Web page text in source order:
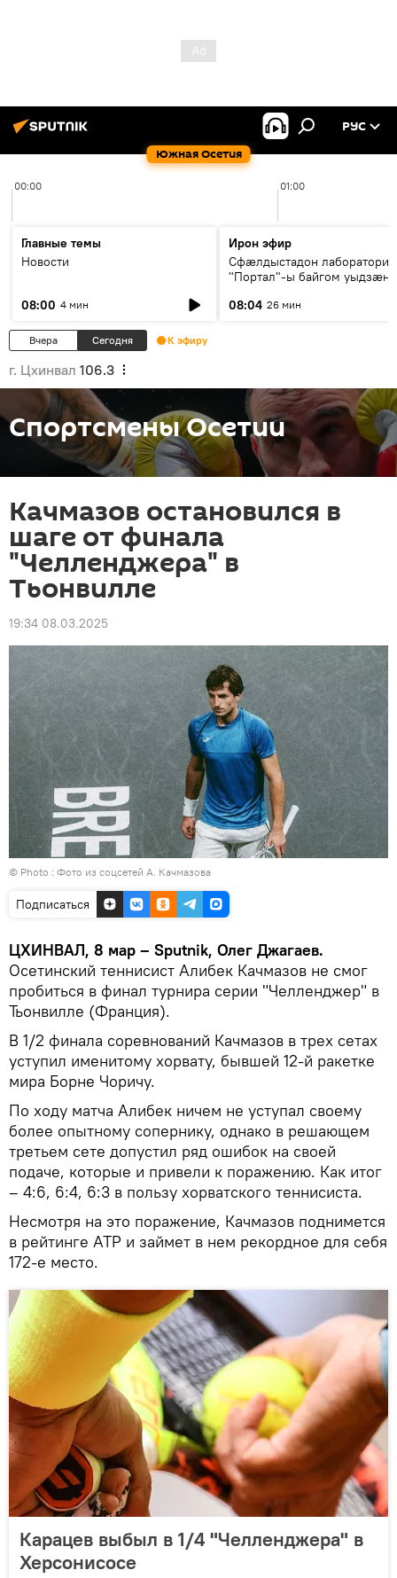
Южная Осетия
РУС
00:00 01:00
Главные темы
Новости
08:00 4 мин
Ирон эфир
Сфæлдыстадон лаборатори
"Портал"-ы байгом уыдзæн
Æхсары куыстыты равдыст
08:04 26 мин
Вчера Сегодня К эфиру
г. Цхинвал 106.3
Спортсмены Осетии
Качмазов остановился в
шаге от финала
"Челленджера" в
Тьонвилле
19:34 08.03.2025
© Photo : Фото из соцсетей А. Качмазова
Подписаться
ЦХИНВАЛ, 8 мар – Sputnik, Олег Джагаев.
Осетинский теннисист Алибек Качмазов не смог
пробиться в финал турнира серии "Челленджер" в
Тьонвилле (Франция).
В 1/2 финала соревнований Качмазов в трех сетах
уступил именитому хорвату, бывшей 12-й ракетке
мира Борне Чоричу.
По ходу матча Алибек ничем не уступал своему
более опытному сопернику, однако в решающем
третьем сете допустил ряд ошибок на своей
подаче, которые и привели к поражению. Как итог
– 4:6, 6:4, 6:3 в пользу хорватского теннисиста.
Несмотря на это поражение, Качмазов поднимется
в рейтинге ATP и займет в нем рекордное для себя
172-е место.
Карацев выбыл в 1/4 "Челленджера" в
Херсонисосе